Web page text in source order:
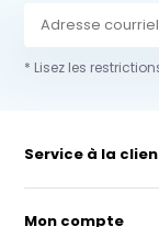
* Lisez les
Service à la
Mon compte